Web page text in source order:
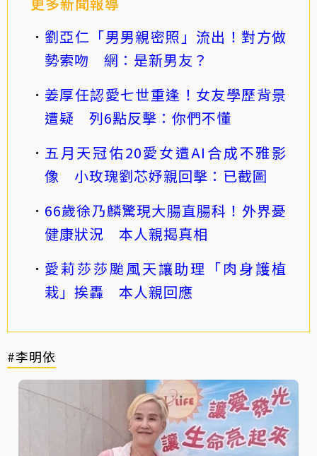
劉亞仁「男男親密照」流出！對方做
勢索吻 網：是新男友？
姜厚任認愛七世重逢！女友學歷背景
遭疑 列6點反擊：你們不懂
五月天冠佑20愛女遭AI合成不雅影
像 小玫瑰劉芯妤親回擊：已截圖
66歲徐乃麟驚現大腸直腸科！外界憂
健康狀況 本人親揭真相
愛莉莎莎颱風天讓助理「肉身護植
栽」挨轟 本人親回應
#李明依